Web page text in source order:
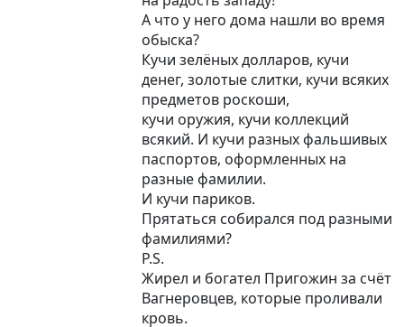
А что у него дома нашли во время
обыска?
Кучи зелёных долларов, кучи
денег, золотые слитки, кучи всяких
предметов роскоши,
кучи оружия, кучи коллекций
всякий. И кучи разных фальшивых
паспортов, оформленных на
разные фамилии.
И кучи париков.
Прятаться собирался под разными
фамилиями?
P.S.
Жирел и богател Пригожин за счёт
Вагнеровцев, которые проливали
кровь.